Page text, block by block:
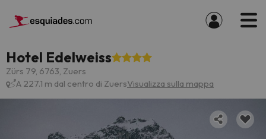
Hotel Edelweiss
Zürs 79, 6763, Zuers
A 227.1 m dal centro di ZuersVisualizza sulla mappa